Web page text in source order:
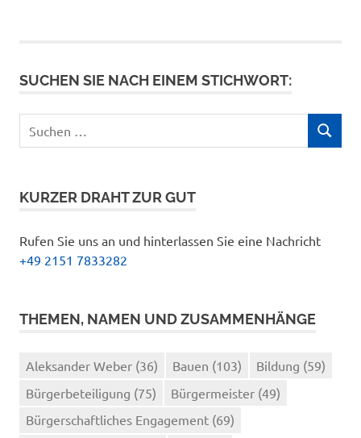
SUCHEN SIE NACH EINEM STICHWORT:
nach:
SUCHEN
KURZER DRAHT ZUR GUT
Rufen Sie uns an und hinterlassen Sie eine Nachricht
+49 2151 7833282
THEMEN, NAMEN UND ZUSAMMENHÄNGE
Aleksander Weber (36) Bauen (103) Bildung (59)
Bürgerbeteiligung (75) Bürgermeister (49)
Bürgerschaftliches Engagement (69)